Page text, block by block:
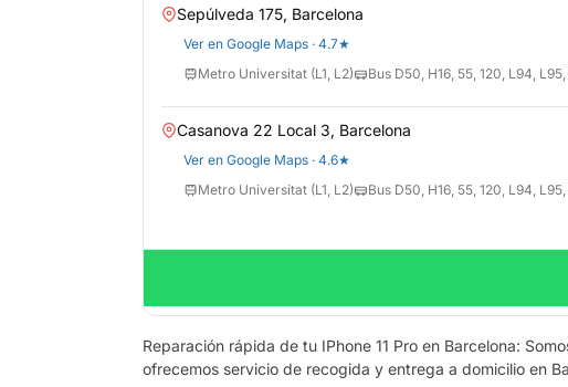
Sepúlveda 175, Barcelona
Ver en Google Maps · 4.7★
Metro Universitat (L1, L2)
Bus D50, H16, 55, 120, L94, L95,
Casanova 22 Local 3, Barcelona
Ver en Google Maps · 4.6★
Metro Universitat (L1, L2)
Bus D50, H16, 55, 120, L94, L95,
Reparación rápida de tu IPhone 11 Pro en Barcelona:
ofrecemos servicio de recogida y entrega a domicilio en